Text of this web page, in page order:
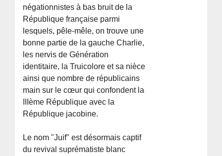
négationnistes à bas bruit de la
République française parmi
lesquels, pêle-mêle, on trouve une
bonne partie de la gauche Charlie,
les nervis de Génération
identitaire, la Truicolore et sa nièce
ainsi que nombre de républicains
main sur le cœur qui confondent la
IIIème République avec la
République jacobine.
Le nom "Juif" est désormais captif
du revival suprématiste blanc